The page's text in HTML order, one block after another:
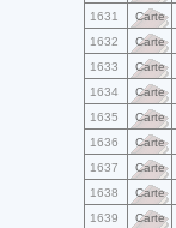
1631 Carte
1632 Carte
1633 Carte
1634 Carte
1635 Carte
1636 Carte
1637 Carte
1638 Carte
1639 Carte